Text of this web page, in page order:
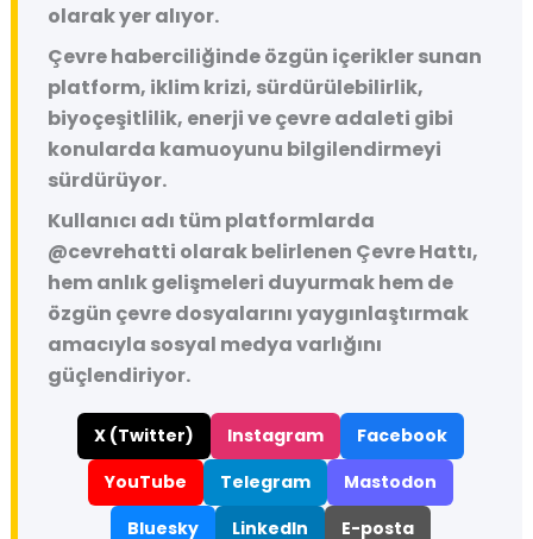
olarak yer alıyor.
Çevre haberciliğinde özgün içerikler sunan
platform, iklim krizi, sürdürülebilirlik,
biyoçeşitlilik, enerji ve çevre adaleti gibi
konularda kamuoyunu bilgilendirmeyi
sürdürüyor.
Kullanıcı adı tüm platformlarda
@cevrehatti olarak belirlenen Çevre Hattı,
hem anlık gelişmeleri duyurmak hem de
özgün çevre dosyalarını yaygınlaştırmak
amacıyla sosyal medya varlığını
güçlendiriyor.
X (Twitter) Instagram
Facebook
YouTube
Telegram
Mastodon
Bluesky
LinkedIn E-posta